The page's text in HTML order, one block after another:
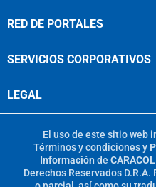
RED DE PORTALES
SERVICIOS CORPORATIVOS
LEGAL
El uso de este sitio web
Términos y condicionesy
Información de
Derechos Reservados